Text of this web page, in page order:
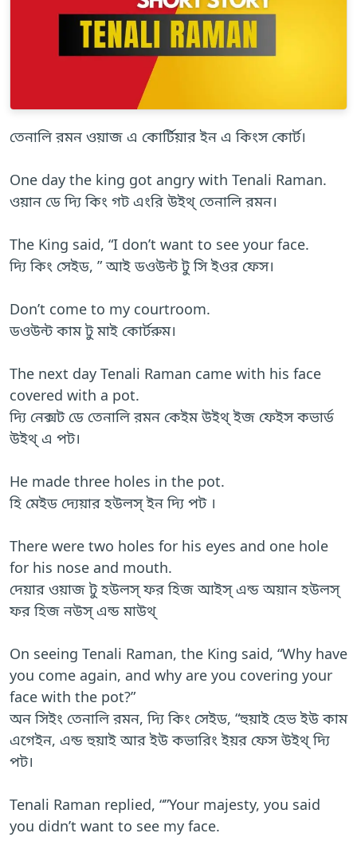
তেনালি রমন ওয়াজ এ কোর্টিয়ার ইন এ কিংস কোর্ট।
One day the king got angry with Tenali Raman.
ওয়ান ডে দ্যি কিং গট এংরি উইথ্ তেনালি রমন।
The King said, “I don’t want to see your face.
দ্যি কিং সেইড, ” আই ডওউন্ট টু সি ইওর ফেস।
Don’t come to my courtroom.
ডওউন্ট কাম টু মাই কোর্টরুম।
The next day Tenali Raman came with his face
covered with a pot.
দ্যি নেক্সট ডে তেনালি রমন কেইম উইথ্ ইজ ফেইস কভার্ড
উইথ্ এ পট।
He made three holes in the pot.
হি মেইড দ্যেয়ার হউলস্ ইন দ্যি পট ।
There were two holes for his eyes and one hole
for his nose and mouth.
দেয়ার ওয়াজ টু হউলস্ ফর হিজ আইস্ এন্ড অয়ান হউলস্
ফর হিজ নউস্ এন্ড মাউথ্
On seeing Tenali Raman, the King said, “Why have
you come again, and why are you covering your
face with the pot?”
অন সিইং তেনালি রমন, দ্যি কিং সেইড, “হুয়াই হেভ ইউ কাম
এগেইন, এন্ড হুয়াই আর ইউ কভারিং ইয়র ফেস উইথ্ দ্যি
পট।
Tenali Raman replied, “”Your majesty, you said
you didn’t want to see my face.